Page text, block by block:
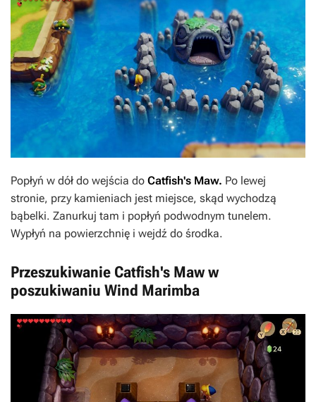
Popłyń w dół do wejścia do Catfish's Maw. Po lewej
stronie, przy kamieniach jest miejsce, skąd wychodzą
bąbelki. Zanurkuj tam i popłyń podwodnym tunelem.
Wypłyń na powierzchnię i wejdź do środka.
Przeszukiwanie Catfish's Maw w
poszukiwaniu Wind Marimba